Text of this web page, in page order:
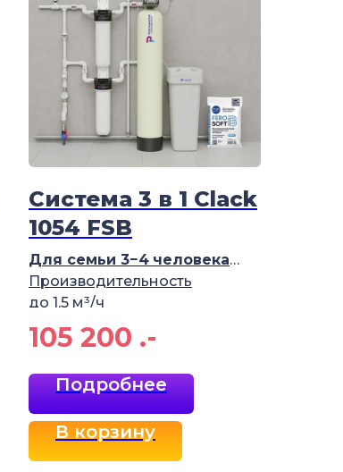
Система 3 в 1 Clack
1054 FSB
Для семьи 3−4 человека
Производительность
до 1,5 м³/ч
105 200 .-
Подробнее
В корзину